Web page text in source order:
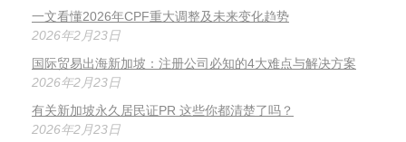
一文看懂2026年CPF重大调整及未来变化趋势
2026年2月23日
国际贸易出海新加坡：注册公司必知的4大难点与解决方案
2026年2月23日
有关新加坡永久居民证PR 这些你都清楚了吗？
2026年2月23日